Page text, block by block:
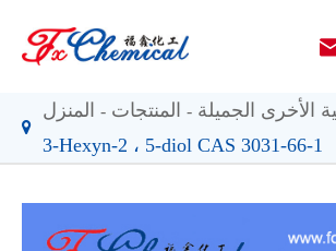
المنزل المنتجات
الأخرى الجميلة
3-Hexyn-2 ، 5-diol CAS 3031-66-1